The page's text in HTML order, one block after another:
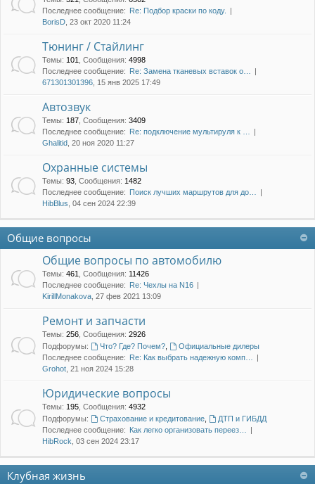
Последнее сообщение: Re: Подбор краски по коду.
BorisD , 23 окт 2020 11:24
Тюнинг / Стайлинг
Темы: 101 Сообщения: 4998
Последнее сообщение: Re: Замена тканевых вставок о…
671301301396 , 15 янв 2025 17:49
Автозвук
Темы: 187 Сообщения: 3409
Последнее сообщение: Re: подключение мультируля к …
Ghalitid , 20 ноя 2020 11:27
Охранные системы
Темы: 93 Сообщения: 1482
Последнее сообщение: Поиск лучших маршрутов для до…
HibBlus , 04 сен 2024 22:39
Общие вопросы
Общие вопросы по автомобилю
Темы: 461 Сообщения: 11426
Последнее сообщение: Re: Чехлы на N16
KirillMonakova , 27 фев 2021 13:09
Ремонт и запчасти
Темы: 256 Сообщения: 2926
Подфорумы:
Что? Где? Почем?,
Официальные дилеры
Последнее сообщение: Re: Как выбрать надежную комп…
Grohot , 21 ноя 2024 15:28
Юридические вопросы
Темы: 195 Сообщения: 4932
Подфорумы:
Страхование и кредитование,
ДТП и ГИБДД
Последнее сообщение: Как легко организовать переез…
HibRock , 03 сен 2024 23:17
Клубная жизнь